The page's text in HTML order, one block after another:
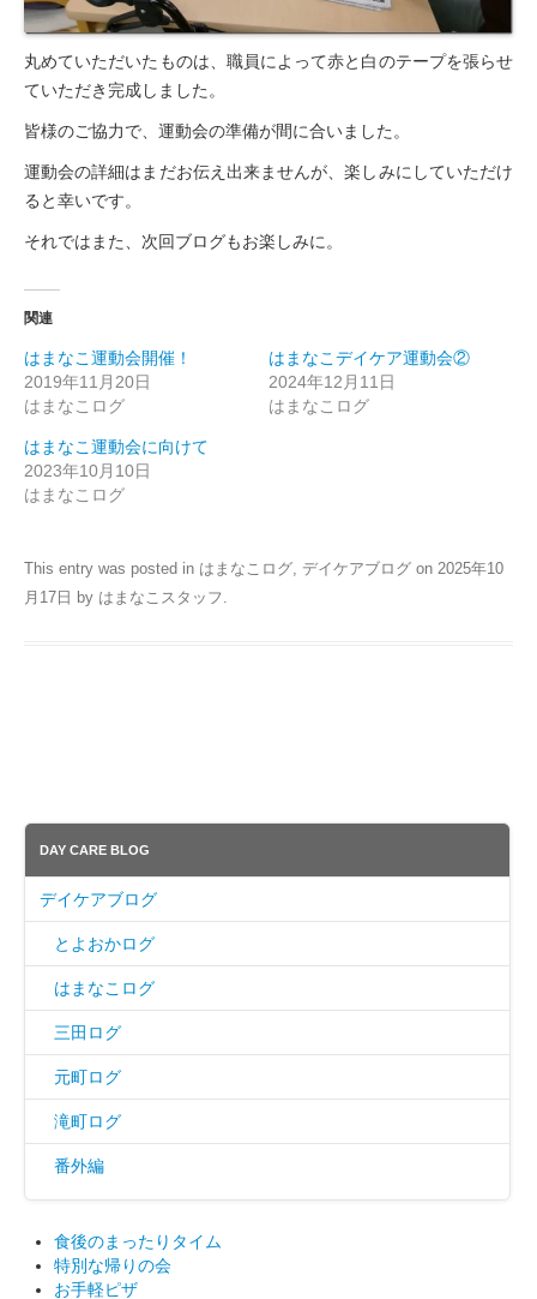
丸めていただいたものは、職員によって赤と白のテープを張らせ
ていただき完成しました。
皆様のご協力で、運動会の準備が間に合いました。
運動会の詳細はまだお伝え出来ませんが、楽しみにしていただけ
ると幸いです。
それではまた、次回ブログもお楽しみに。
関連
はまなこ運動会開催！
2019年11月20日
はまなこログ
はまなこデイケア運動会②
2024年12月11日
はまなこログ
はまなこ運動会に向けて
2023年10月10日
はまなこログ
This entry was posted in はまなこログ デイケアブログ on 2025年10
月17日 by はまなこスタッフ
DAY CARE BLOG
デイケアブログ
とよおかログ
はまなこログ
三田ログ
元町ログ
滝町ログ
番外編
食後のまったりタイム
特別な帰りの会
お手軽ピザ